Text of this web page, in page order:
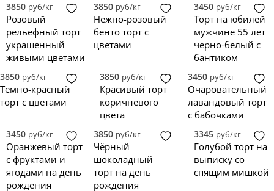
3850 руб/кг
Розовый
рельефный торт
украшенный
живыми цветами
3850 руб/кг
Нежно-розовый
бенто торт с
цветами
3450 руб/кг
Торт на юбилей
мужчине 55 лет
черно-белый с
бантиком
3850 руб/кг
Темно-красный
торт с цветами
3850 руб/кг
Красивый торт
коричневого
цвета
3450 руб/кг
Очаровательный
лавандовый торт
с бабочками
3450 руб/кг
Оранжевый торт
с фруктами и
ягодами на день
рождения
3850 руб/кг
Чёрный
шоколадный
торт на день
рождения
3345 руб/кг
Голубой торт на
выписку со
спящим мишкой